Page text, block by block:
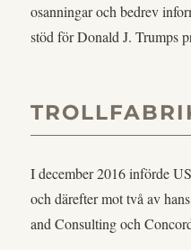
osanningar och bedrev
stöd för Donald J. Trumps
I december 2016 införde
och därefter mot två av
and Consulting och